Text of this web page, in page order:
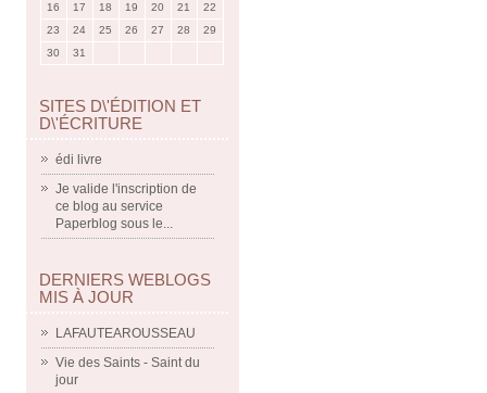
16
17 18 19 20 21
22
23
24 25 26 27 28
29
30
31
SITES D\'ÉDITION ET
D\'ÉCRITURE
édi livre
Je valide l'inscription de
ce blog au service
Paperblog sous le...
DERNIERS WEBLOGS
MIS À JOUR
LAFAUTEAROUSSEAU
Vie des Saints - Saint du
jour